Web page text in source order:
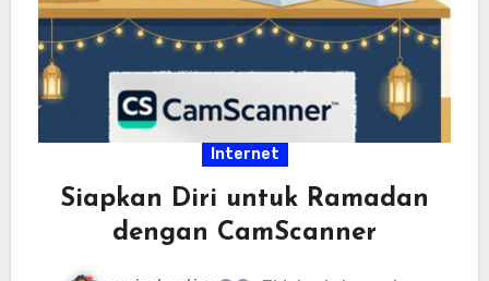
Internet
Siapkan Diri untuk Ramadan
dengan CamScanner